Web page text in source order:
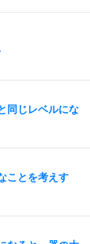
同じレベルにな
ことを考えす